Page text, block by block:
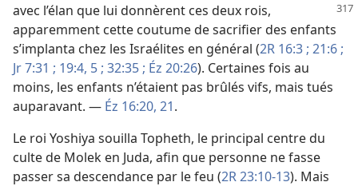
avec l’élan que lui donnèrent ces deux rois,
apparemment cette coutume de sacrifier des enfants
s’implanta chez les Israélites en général (2R 16:3 ; 21:6 ;
Jr 7:31 ; 19:4, 5 ; 32:35 ; Éz 20:26). Certaines fois au
moins, les enfants n’étaient pas brûlés vifs, mais tués
auparavant. — Éz 16:20, 21.
Le roi Yoshiya souilla Topheth, le principal centre du
culte de Molek en Juda, afin que personne ne fasse
passer sa descendance par le feu (2R 23:10-13). Mais